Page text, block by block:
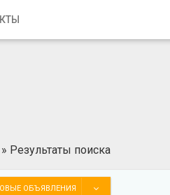
» Результаты поиска
ОБЪЯВЛЕНИЯ